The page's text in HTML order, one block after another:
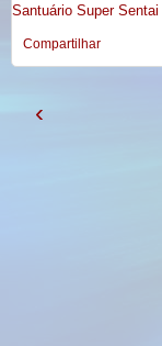
Santuário Super Sentai
Compartilhar
‹